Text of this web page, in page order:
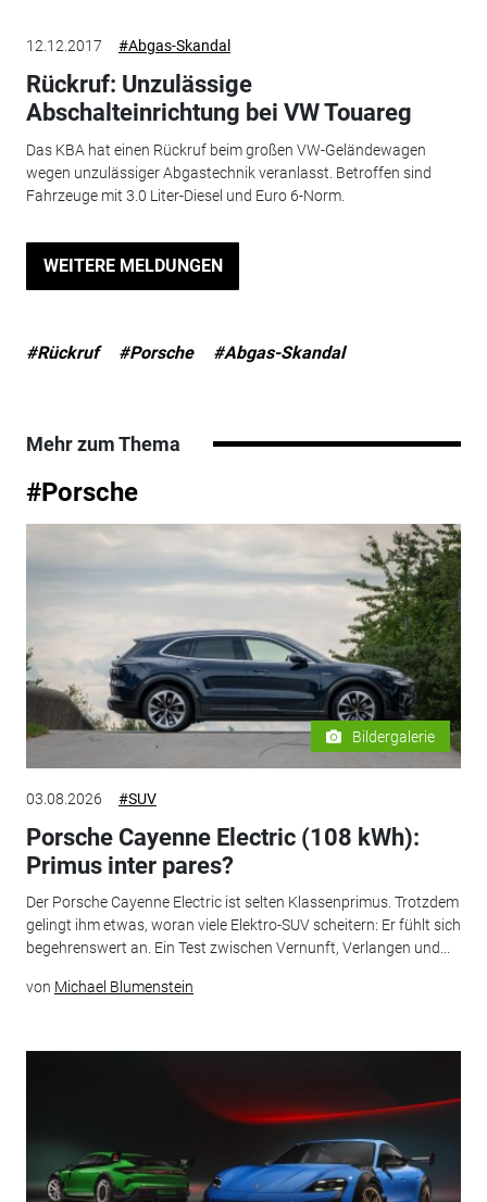
12.12.2017 #Abgas-Skandal
Rückruf: Unzulässige
Abschalteinrichtung bei VW Touareg
Das KBA hat einen Rückruf beim großen VW-Geländewagen
wegen unzulässiger Abgastechnik veranlasst. Betroffen sind
Fahrzeuge mit 3.0 Liter-Diesel und Euro 6-Norm.
WEITERE MELDUNGEN
#Rückruf #Porsche #Abgas-Skandal
Mehr zum Thema
#Porsche
Bildergalerie
03.08.2026 #SUV
Porsche Cayenne Electric (108 kWh):
Primus inter pares?
Der Porsche Cayenne Electric ist selten Klassenprimus. Trotzdem
gelingt ihm etwas, woran viele Elektro-SUV scheitern: Er fühlt sich
begehrenswert an. Ein Test zwischen Vernunft, Verlangen und...
von Michael Blumenstein